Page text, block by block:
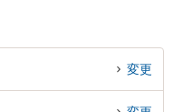
変更